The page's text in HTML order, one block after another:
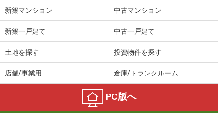
新築マンション 中古マンション
新築一戸建て 中古一戸建て
土地を探す 投資物件を探す
店舗/事業用 倉庫/トランクルーム
PC版へ